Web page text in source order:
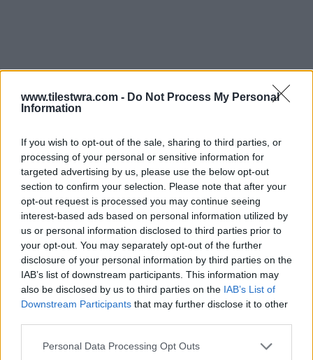
www.tilestwra.com - Do Not Process My Personal
Information
If you wish to opt-out of the sale, sharing to third parties, or
processing of your personal or sensitive information for
targeted advertising by us, please use the below opt-out
section to confirm your selection. Please note that after your
opt-out request is processed you may continue seeing
interest-based ads based on personal information utilized by
us or personal information disclosed to third parties prior to
your opt-out. You may separately opt-out of the further
disclosure of your personal information by third parties on the
IAB’s list of downstream participants. This information may
also be disclosed by us to third parties on the IAB’s List of
Downstream Participants that may further disclose it to other
Personal Data Processing Opt Outs
Όταν τα πράγματα πάνε στραβά στο παρόν,
είναι εύκολο να μπεις στον πειρασμό να
κοιτάξεις πίσω στις στιγμές που ένιωθες
όμορφα. Εάν έχεις προβλήματα με τον τωρινό
σου σύντροφο, είναι πιο πιθανό να τον
συγκρίνεις με τον πρώην σου, έτσι η μνήμη
ενεργοποιείται στο μυαλό σου και εμφανίζεται
ξανά στα όνειρά σου. Προφανώς, είναι
μιαπαγίδαστο μυαλό σου που σε κάνει
πιστεύεις ότι το παρελθόν ήταν